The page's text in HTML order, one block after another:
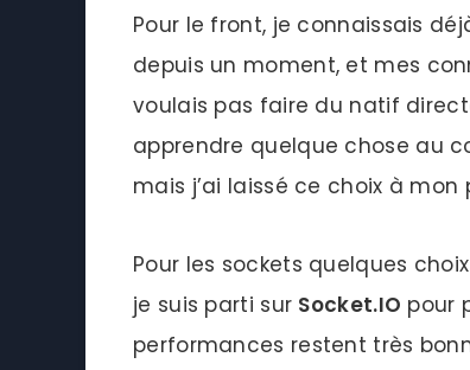
Pour le front, je connaissais
depuis un moment, et mes
voulais pas faire du natif
apprendre quelque chose au
mais j’ai laissé ce choix à mon
Pour les sockets quelques
je suis parti sur Socket.IO pour
performances restent très